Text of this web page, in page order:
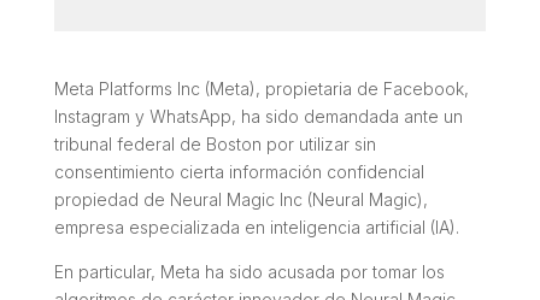
Meta Platforms Inc (Meta), propietaria de Facebook,
Instagram y WhatsApp, ha sido demandada ante un
tribunal federal de Boston por utilizar sin
consentimiento cierta información confidencial
propiedad de Neural Magic Inc (Neural Magic),
empresa especializada en inteligencia artificial (IA).
En particular, Meta ha sido acusada por tomar los